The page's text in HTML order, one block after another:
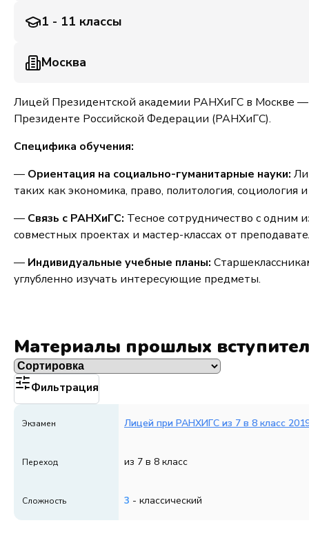
1 - 11 классы
Москва
Лицей Президентской академии РАНХиГС в Москве —
Президенте Российской Федерации (РАНХиГС).
Специфика обучения:
— Ориентация на социально-гуманитарные науки:
таких как экономика, право, политология, социология
— Связь с РАНХиГС: Тесное сотрудничество с одним
совместных проектах и мастер-классах от
— Индивидуальные учебные планы:
углубленно изучать интересующие предметы.
Материалы прошлых
Фильтрация
Экзамен Лицей при РАНХИГС из 7 в 8 класс
Переход из 7 в 8 класс
Сложность 3 - классический